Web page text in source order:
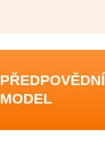
PŘEDPOVĚDNÍ
MODEL